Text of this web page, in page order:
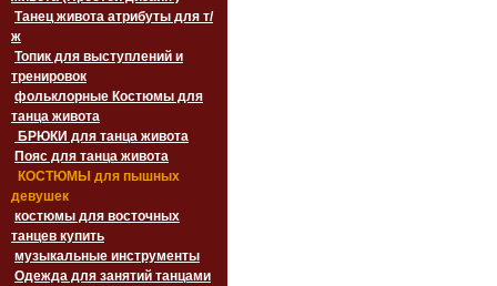
Танец живота атрибуты для т/
ж
Топик для выступлений и
тренировок
фольклорные Костюмы для
танца живота
БРЮКИ для танца живота
Пояс для танца живота
девушек
костюмы для восточных
танцев купить
музыкальные инструменты
Одежда для занятий танцами